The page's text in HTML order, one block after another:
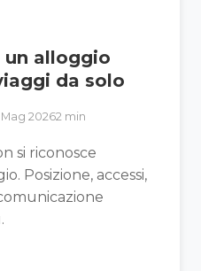
un alloggio
da solo
20262 min
si riconosce
Posizione, accessi,